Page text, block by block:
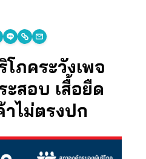
ภคระวังเพจ
ะสอบ เสื้อยืด
าไม่ตรงปก